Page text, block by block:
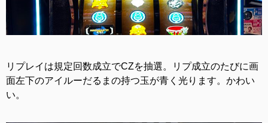
リプレイは規定回数成立でCZを抽選。リプ成立のたびに画
面左下のアイルーだるまの持つ玉が青く光ります。かわい
い。